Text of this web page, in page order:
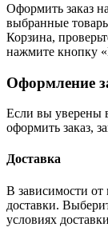
Оформить заказ
выбранные
Корзина,
нажмите кнопку
Оформление
Если вы уверены
оформить заказ,
Доставка
В зависимости от
доставки.
условиях